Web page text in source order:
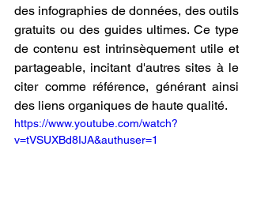
des infographies de données, des outils
gratuits ou des guides ultimes. Ce type
de contenu est intrinsèquement utile et
partageable, incitant d'autres sites à le
citer comme référence, générant ainsi
des liens organiques de haute qualité.
https://www.youtube.com/watch?
v=tVSUXBd8IJA&authuser=1